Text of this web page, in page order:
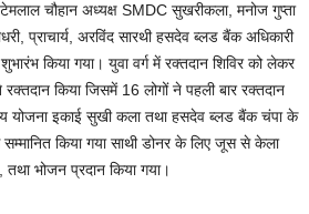
चौहान अध्यक्ष SMDC सुखरीकला, मनोज गुप्ता
प्राचार्य, अरविंद सारथी हसदेव ब्लड बैंक अधिकारी
किया गया। युवा वर्ग में रक्तदान शिविर को लेकर
किया जिसमें 16 लोगों ने पहली बार रक्तदान
योजना इकाई सुखी कला तथा हसदेव ब्लड बैंक चंपा के
सम्मानित किया गया साथी डोनर के लिए जूस से केला
तथा भोजन प्रदान किया गया।